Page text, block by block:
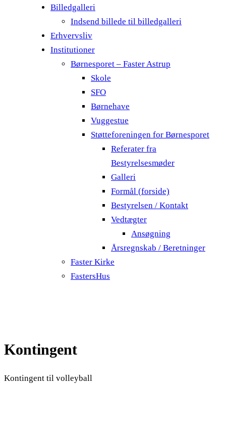
Billedgalleri
Indsend billede til billedgalleri
Erhvervsliv
Institutioner
Børnesporet – Faster Astrup
Skole
SFO
Børnehave
Vuggestue
Støtteforeningen for Børnesporet
Referater fra
Bestyrelsesmøder
Galleri
Formål (forside)
Bestyrelsen / Kontakt
Vedtægter
Ansøgning
Årsregnskab / Beretninger
Faster Kirke
FastersHus
Kontingent
Kontingent til volleyball